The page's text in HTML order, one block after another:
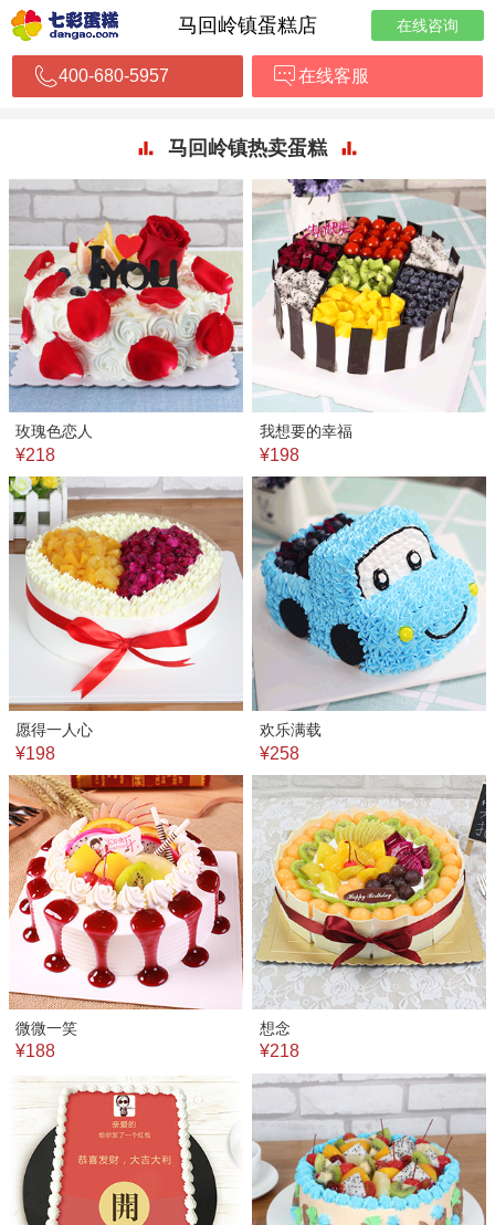
马回岭镇蛋糕店 在线咨询
400-680-5957 在线客服
马回岭镇热卖蛋糕
玫瑰色恋人
¥218
我想要的幸福
¥198
愿得一人心
¥198
欢乐满载
¥258
微微一笑
¥188
想念
¥218